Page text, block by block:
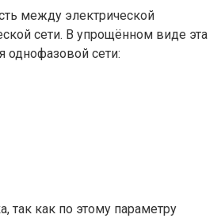
между электрической
сети. В упрощённом виде эта
сети:
так как по этому параметру